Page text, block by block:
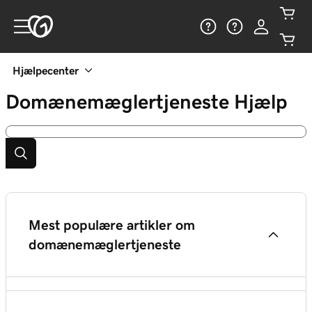
Hjælpecenter
Domænemæglertjeneste Hjælp
Mest populære artikler om
domænemæglertjeneste